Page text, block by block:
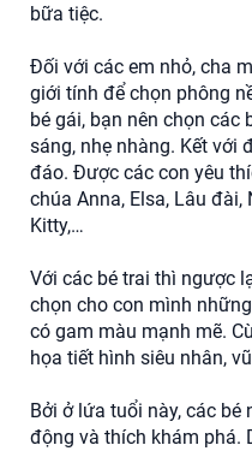
bữa tiệc.
Đối với các em nhỏ, cha
giới tính để chọn phông
bé gái, bạn nên chọn
sáng, nhẹ nhàng. Kết với
đáo. Được các con yêu
chúa Anna, Elsa, Lâu
Kitty,…
Với các bé trai thì ngược
chọn cho con mình
có gam màu mạnh mẽ.
họa tiết hình siêu nhân,
Bởi ở lứa tuổi này, các
động và thích khám phá.